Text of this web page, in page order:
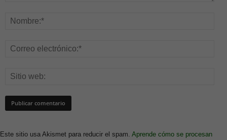
Este sitio usa Akismet para reducir el spam. Aprende cómo se procesan